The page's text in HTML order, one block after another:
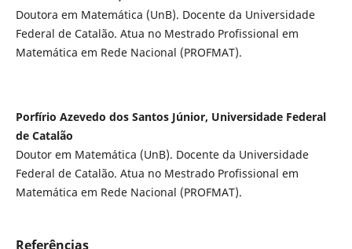
Doutora em Matemática (UnB). Docente da Universidade
Federal de Catalão. Atua no Mestrado Profissional em
Matemática em Rede Nacional (PROFMAT).
Porfírio Azevedo dos Santos Júnior, Universidade Federal
de Catalão
Doutor em Matemática (UnB). Docente da Universidade
Federal de Catalão. Atua no Mestrado Profissional em
Matemática em Rede Nacional (PROFMAT).
Referências